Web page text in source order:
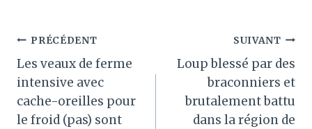
Navigation
de
l’article
PRÉCÉDENT
Les veaux de ferme
intensive avec
cache-oreilles pour
le froid (pas) sont
SUIVANT
Loup blessé par des
braconniers et
brutalement battu
dans la région de